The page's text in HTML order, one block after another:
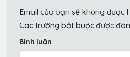
Email của bạn sẽ không được
Các trường bắt buộc được
Bình luận